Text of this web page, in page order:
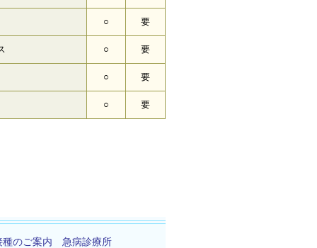
○ 要
○ 要
○ 要
○ 要
種のご案内 急病診療所